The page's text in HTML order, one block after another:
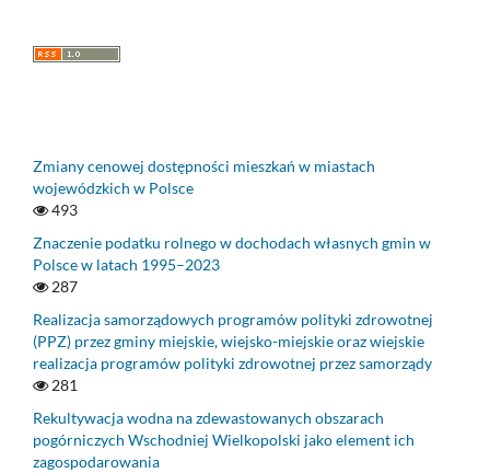
Zmiany cenowej dostępności mieszkań w miastach
wojewódzkich w Polsce
493
Znaczenie podatku rolnego w dochodach własnych gmin w
Polsce w latach 1995–2023
287
Realizacja samorządowych programów polityki zdrowotnej
(PPZ) przez gminy miejskie, wiejsko-miejskie oraz wiejskie
realizacja programów polityki zdrowotnej przez samorządy
281
Rekultywacja wodna na zdewastowanych obszarach
pogórniczych Wschodniej Wielkopolski jako element ich
zagospodarowania